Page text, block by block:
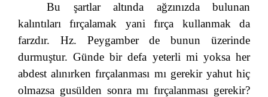
Bu şartlar altında ağzınızda bulunan
kalıntıları fırçalamak yani fırça kullanmak da
farzdır. Hz. Peygamber de bunun üzerinde
durmuştur. Günde bir defa yeterli mi yoksa her
abdest alınırken fırçalanması mı gerekir yahut hiç
olmazsa gusülden sonra mı fırçalanması gerekir?